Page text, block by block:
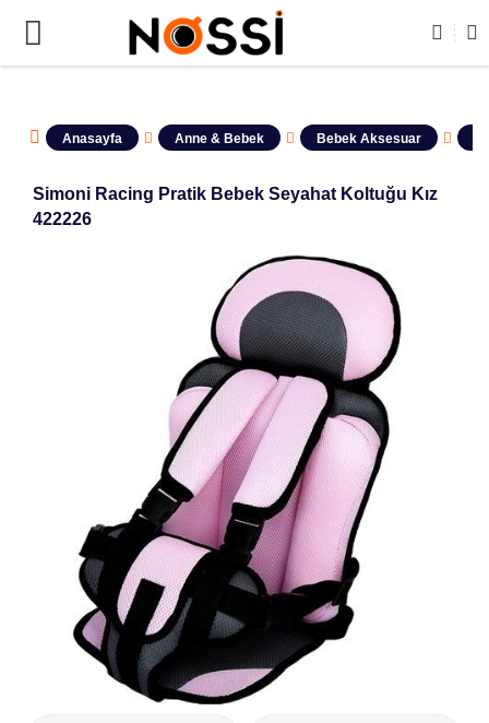
ÜRÜNLERİN TAMAMI DEMODUR SATIŞA
Anasayfa Anne & Bebek Bebek Aksesuar
Simoni Racing Pratik Bebek Seyahat Koltuğu Kız
422226